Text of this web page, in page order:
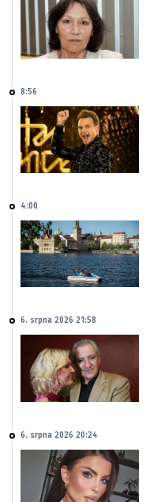
8:56
4:00
6. srpna 2026 21:58
6. srpna 2026 20:24